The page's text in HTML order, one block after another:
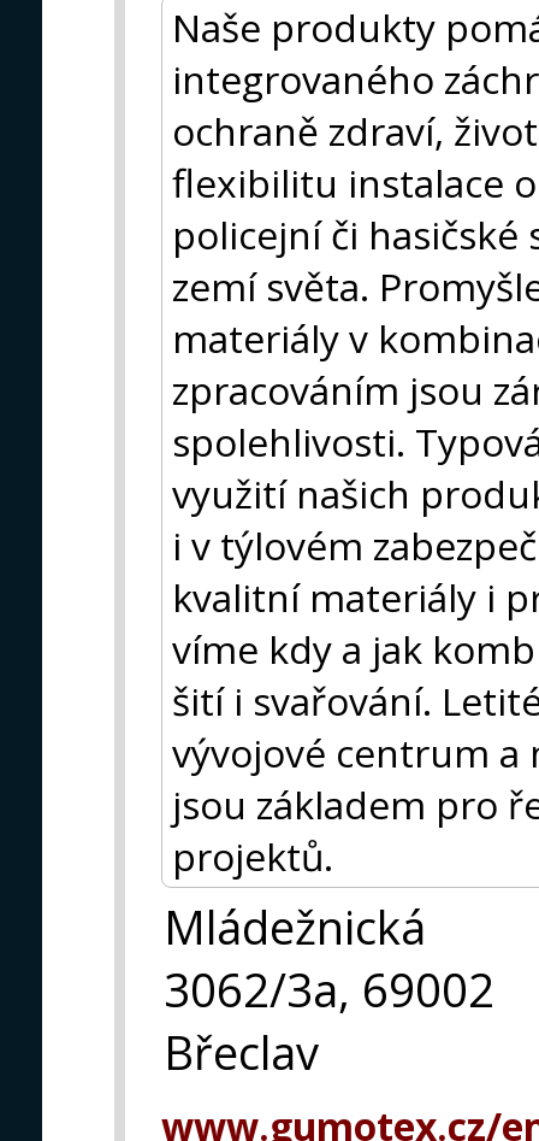
Naše produkty
integrovaného
ochraně zdraví,
flexibilitu instalace
policejní či
zemí světa.
materiály v
zpracováním jsou
spolehlivosti.
využití našich
i v týlovém
kvalitní materiály i
víme kdy a jak
šití i svařování.
vývojové centrum
jsou základem pro
projektů.
Mládežnická
3062/3a, 69002
Břeclav
www.gumotex.cz/